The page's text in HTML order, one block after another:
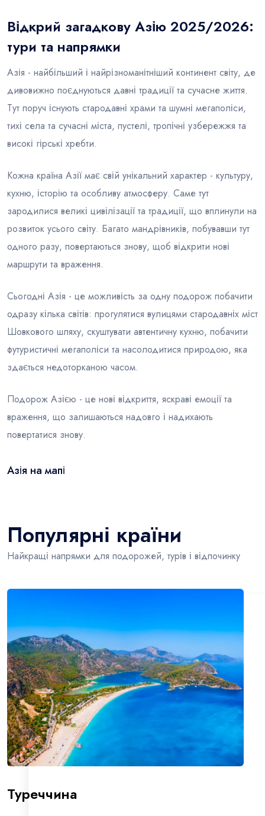
Блог
Відкрий загадкову Азію 2025/2026:
тури та напрямки
Азія - найбільший і найрізноманітніший континент світу, де
дивовижно поєднуються давні традиції та сучасне життя.
Тут поруч існують стародавні храми та шумні мегаполіси,
тихі села та сучасні міста, пустелі, тропічні узбережжя та
високі гірські хребти.
Кожна країна Азії має свій унікальний характер - культуру,
кухню, історію та особливу атмосферу. Саме тут
зародилися великі цивілізації та традиції, що вплинули на
розвиток усього світу. Багато мандрівників, побувавши тут
одного разу, повертаються знову, щоб відкрити нові
маршрути та враження.
Сьогодні Азія - це можливість за одну подорож побачити
одразу кілька світів: прогулятися вулицями стародавніх міст
Шовкового шляху, скуштувати автентичну кухню, побачити
футуристичні мегаполіси та насолодитися природою, яка
здається недоторканою часом.
Подорож Азією - це нові відкриття, яскраві емоції та
враження, що залишаються надовго і надихають
повертатися знову.
Азія на мапі
Популярні країни
Найкращі напрямки для подорожей, турів і відпочинку
Туреччина